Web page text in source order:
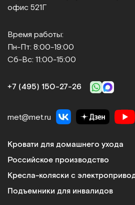
офис 521Г
Время работы:
Пн-Пт: 8:00-19:00
Сб-Вс: 11:00-15:00
+7 (495) 150‑27‑26
met@met.ru
Кровати для домашнего ухода
Российское производство
Кресла-коляски с
Подъемники для инвалидов